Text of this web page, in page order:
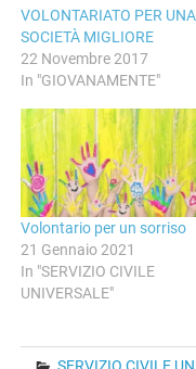
VOLONTARIATO PER UNA
SOCIETÀ MIGLIORE
22 Novembre 2017
In "GIOVANAMENTE"
Volontario per un sorriso
21 Gennaio 2021
In "SERVIZIO CIVILE
UNIVERSALE"